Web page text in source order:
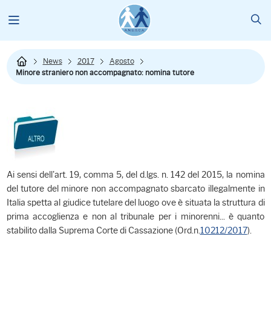
News 2017
Agosto
Minore straniero non accompagnato: nomina tutore
Ai sensi dell'art. 19, comma 5, del d.lgs. n. 142 del 2015, la nomina
del tutore del minore non accompagnato sbarcato illegalmente in
Italia spetta al giudice tutelare del luogo ove è situata la struttura di
prima accoglienza e non al tribunale per i minorenni... è quanto
stabilito dalla Suprema Corte di Cassazione (Ord.n.10212/2017).